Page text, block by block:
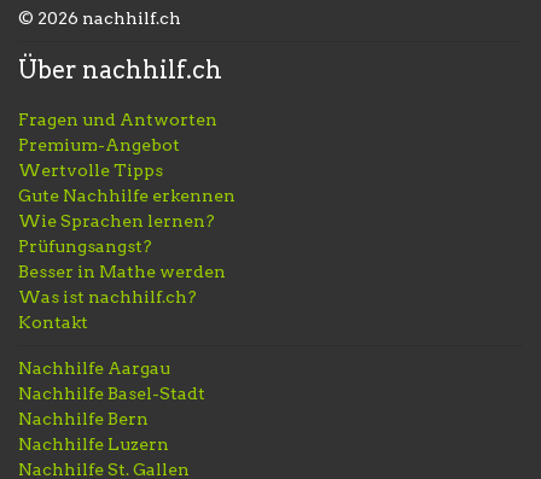
© 2026 nachhilf.ch
Über nachhilf.ch
Fragen und Antworten
Premium-Angebot
Wertvolle Tipps
Gute Nachhilfe erkennen
Wie Sprachen lernen?
Prüfungsangst?
Besser in Mathe werden
Was ist nachhilf.ch?
Kontakt
Nachhilfe Aargau
Nachhilfe Basel-Stadt
Nachhilfe Bern
Nachhilfe Luzern
Nachhilfe St. Gallen